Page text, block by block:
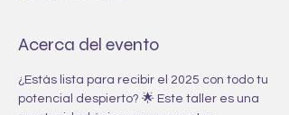
Acerca del evento
¿Estás lista para recibir el 2025 con todo tu
potencial despierto? 🌟 Este taller es una